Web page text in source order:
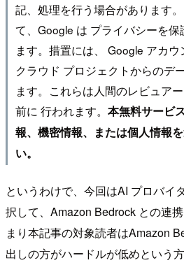
記、処理を行う場合があります
て、Google は プライバシーを
ます。措置には、 Google アカ
クラウド プロジェクトからのデ
ます。これらは人間のレビュア
前に 行われます。 本無料サービ
報、機密情報、または個人情報
い。
というわけで、今回はAI プロバイ
択して、Amazon Bedrock との連
まり本記事の対象読者はAmazon
出しの方がハードルが低めという方